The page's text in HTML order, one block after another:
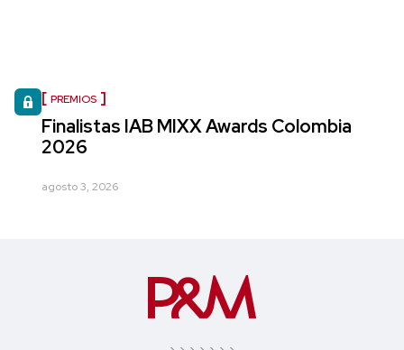
PREMIOS
Finalistas IAB MIXX Awards Colombia
2026
agosto 3, 2026